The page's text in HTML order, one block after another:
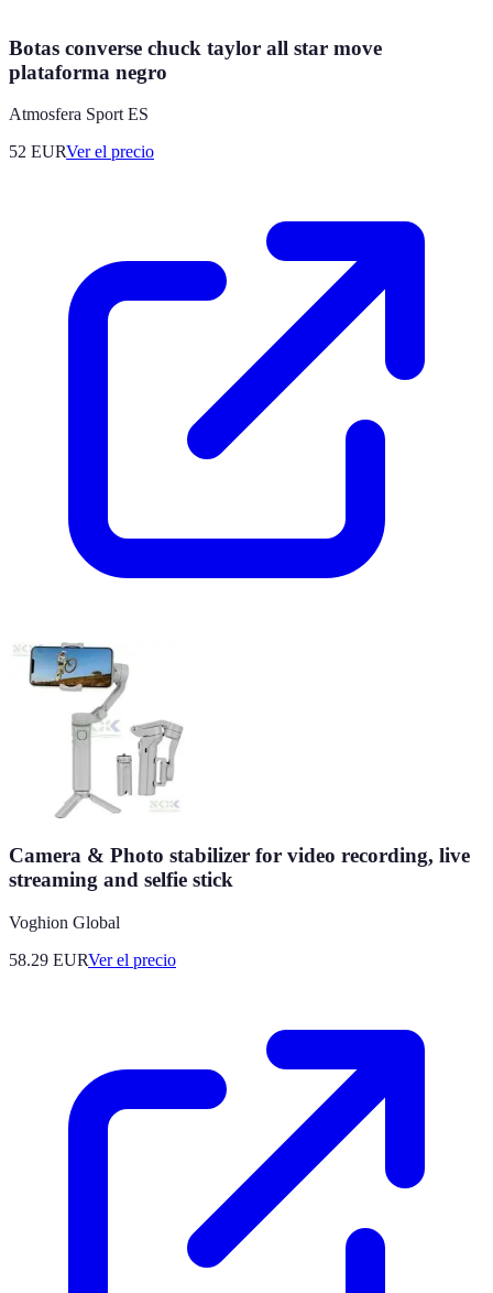
Botas converse chuck taylor all star move
plataforma negro
Atmosfera Sport ES
52 EURVer el precio
Camera & Photo stabilizer for video recording, live
streaming and selfie stick
Voghion Global
58.29 EURVer el precio